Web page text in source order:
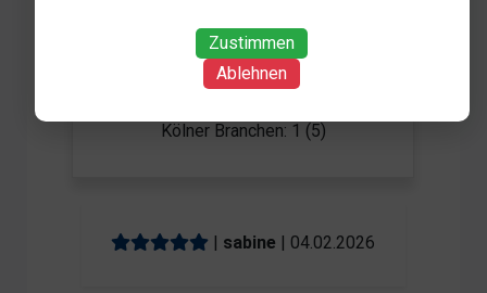
Zustimmen
Ablehnen
Bewertungen & Rezensionen
Kölner Branchen: 1 (5)
| sabine | 04.02.2026